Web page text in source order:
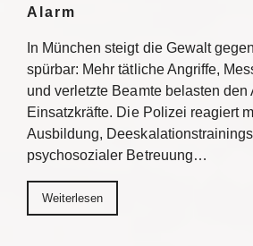
Alarm
In München steigt die Gewalt
spürbar: Mehr tätliche Angriffe,
und verletzte Beamte belasten den
Einsatzkräfte. Die Polizei reagiert
Ausbildung,
psychosozialer Betreuung…
Weiterlesen